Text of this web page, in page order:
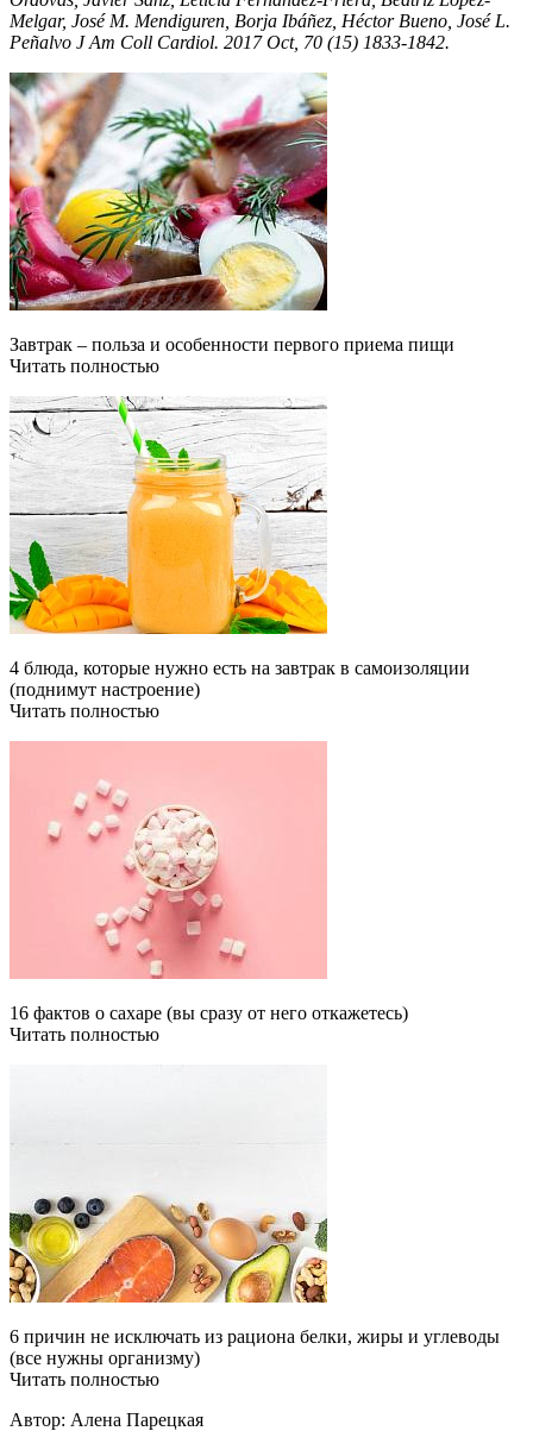
Melgar, José M. Mendiguren, Borja Ibáñez, Héctor Bueno, José L.
Peñalvo J Am Coll Cardiol. 2017 Oct, 70 (15) 1833-1842.
Завтрак – польза и особенности первого приема пищи
Читать полностью
4 блюда, которые нужно есть на завтрак в самоизоляции
(поднимут настроение)
Читать полностью
16 фактов о сахаре (вы сразу от него откажетесь)
Читать полностью
6 причин не исключать из рациона белки, жиры и углеводы
(все нужны организму)
Читать полностью
Автор: Алена Парецкая